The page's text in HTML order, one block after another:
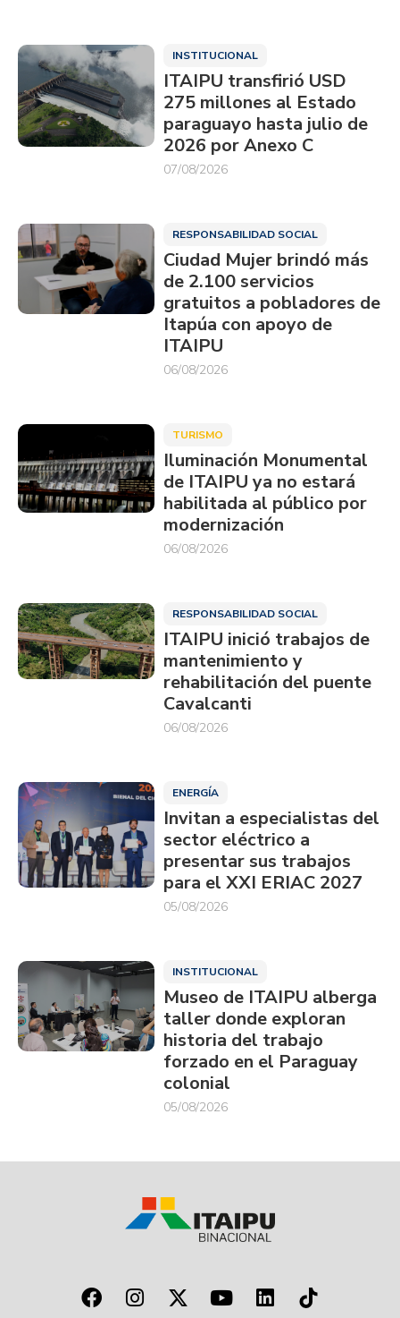
INSTITUCIONAL
ITAIPU transfirió USD
275 millones al Estado
paraguayo hasta julio de
2026 por Anexo C
07/08/2026
RESPONSABILIDAD SOCIAL
Ciudad Mujer brindó más
de 2.100 servicios
gratuitos a pobladores de
Itapúa con apoyo de
ITAIPU
06/08/2026
TURISMO
Iluminación Monumental
de ITAIPU ya no estará
habilitada al público por
modernización
06/08/2026
RESPONSABILIDAD SOCIAL
ITAIPU inició trabajos de
mantenimiento y
rehabilitación del puente
Cavalcanti
06/08/2026
ENERGÍA
Invitan a especialistas del
sector eléctrico a
presentar sus trabajos
para el XXI ERIAC 2027
05/08/2026
INSTITUCIONAL
Museo de ITAIPU alberga
taller donde exploran
historia del trabajo
forzado en el Paraguay
colonial
05/08/2026